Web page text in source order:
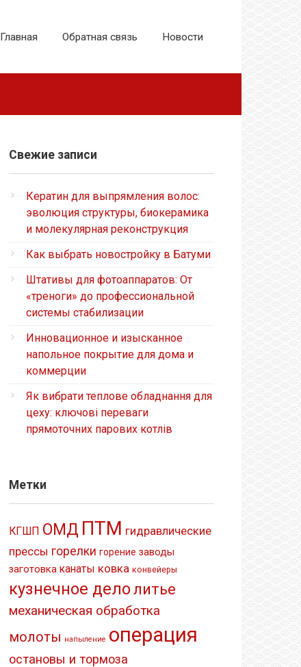
Главная Обратная связь Новости
Свежие записи
Кератин для выпрямления волос:
эволюция структуры, биокерамика
и молекулярная реконструкция
Как выбрать новостройку в Батуми
Штативы для фотоаппаратов: От
«треноги» до профессиональной
системы стабилизации
Инновационное и изысканное
напольное покрытие для дома и
коммерции
Як вибрати теплове обладнання для
цеху: ключові переваги
прямоточних парових котлів
Метки
КГШП ОМД ПТМ гидравлические
прессы горелки горение заводы
заготовка канаты ковка конвейеры
кузнечное делолитье
механическая обработка
молоты напыление операция
остановы и тормоза